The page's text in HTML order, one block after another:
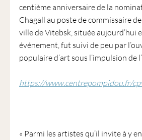
centième anniversaire de la
Chagall au poste de commissaire
ville de Vitebsk, située aujourd’hui
événement, fut suivi de peu par
populaire d’art sous l’impulsion de
https://www.centrepompidou.fr/
« Parmi les artistes qu’il invite à y